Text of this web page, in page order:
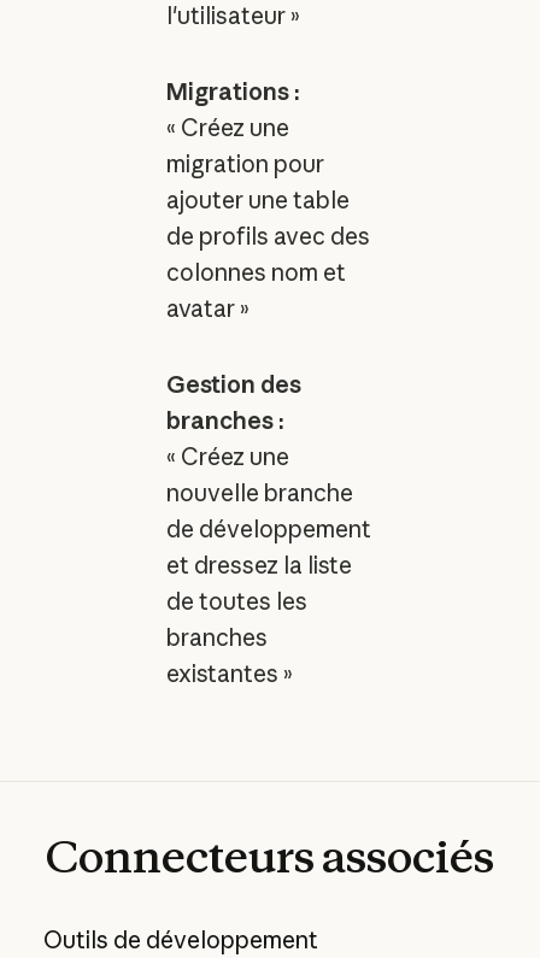
l'utilisateur »
Migrations :
« Créez une
migration pour
ajouter une table
de profils avec des
colonnes nom et
avatar »
Gestion des
branches :
« Créez une
nouvelle branche
de développement
et dressez la liste
de toutes les
branches
existantes »
Connecteursassociés
Outils de développement